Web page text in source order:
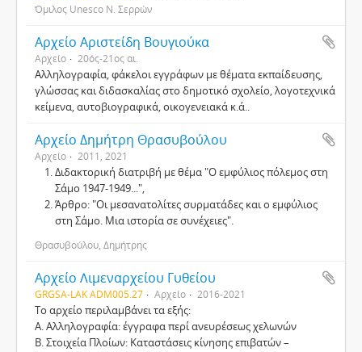
Όμιλος Unesco Ν. Σερρών
Αρχείο Αριστείδη Βουγιούκα
Αρχείο 20ός-21ος αι.
Αλληλογραφία, φάκελοι εγγράφων με θέματα εκπαίδευσης,
γλώσσας και διδασκαλίας στο δημοτικό σχολείο, λογοτεχνικά
κείμενα, αυτοβιογραφικά, οικογενειακά κ.ά..
Αρχείο Δημήτρη Θρασυβούλου
Αρχείο 2011, 2021
Διδακτορική διατριβή με θέμα "Ο εμφύλιος πόλεμος στη
Σάμο 1947-1949...",
Άρθρο: "Οι μεσανατολίτες συρματάδες και ο εμφύλιος
στη Σάμο. Μια ιστορία σε συνέχειες".
Θρασυβούλου, Δημήτρης
Αρχείο Λιμεναρχείου Γυθείου
GRGSA-LAK ADM005.27 Αρχείο 2016-2021
Το αρχείο περιλαμβάνει τα εξής:
Α. Αλληλογραφία: έγγραφα περί ανευρέσεως χελωνών
Β. Στοιχεία Πλοίων: Καταστάσεις κίνησης επιβατών –